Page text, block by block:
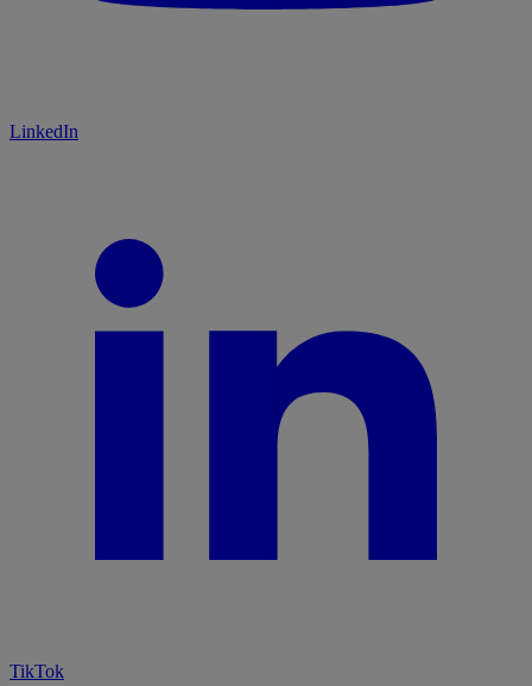
LinkedIn
TikTok